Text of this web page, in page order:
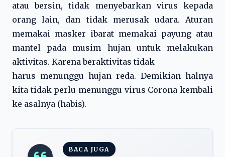
atau bersin, tidak menyebarkan virus kepada
orang lain, dan tidak merusak udara. Aturan
memakai masker ibarat memakai payung atau
mantel pada musim hujan untuk melakukan
aktivitas. Karena beraktivitas tidak
harus menunggu hujan reda. Demikian halnya
kita tidak perlu menunggu virus Corona kembali
ke asalnya (habis).
BACA JUGA